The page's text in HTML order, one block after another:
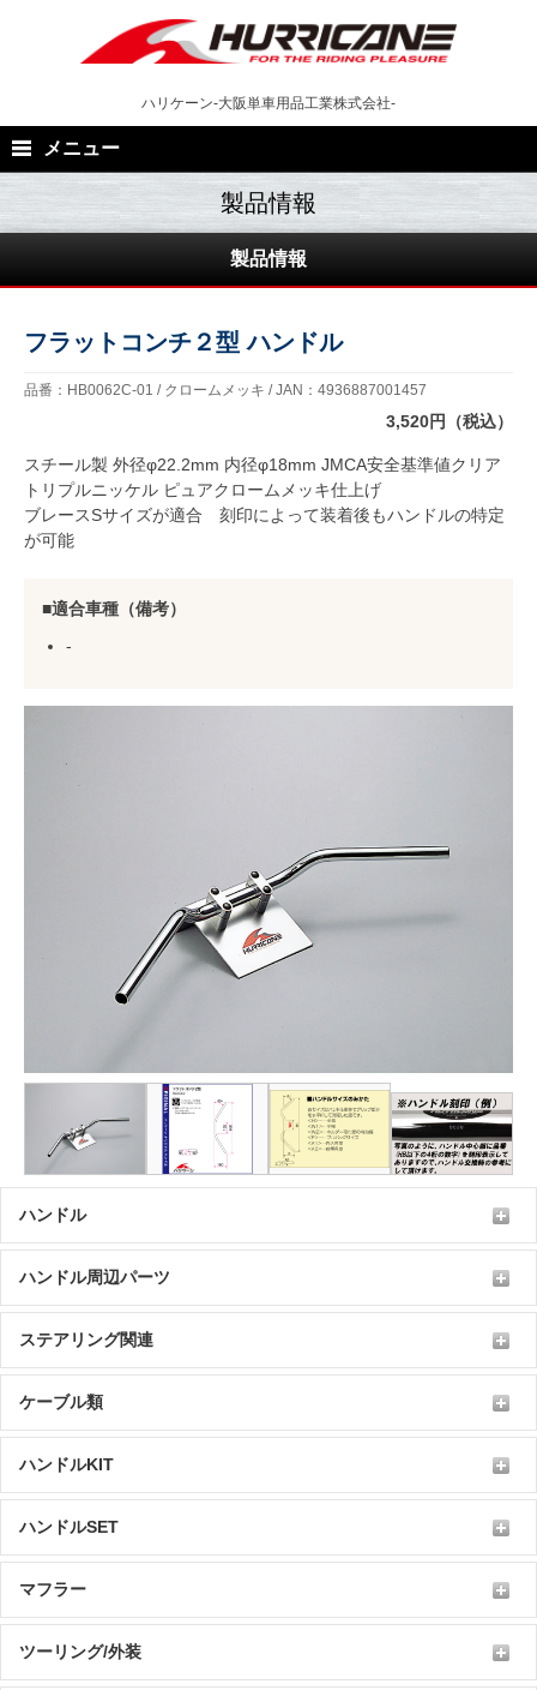
ハリケーン-大阪単車用品工業株式会社-
メニュー
製品情報
フラットコンチ２型 ハンドル
品番：HB0062C-01 / クロームメッキ / JAN：4936887001457
3,520円（税込）
スチール製 外径φ22.2mm 内径φ18mm JMCA安全基準値クリア
トリプルニッケル ピュアクロームメッキ仕上げ
ブレースSサイズが適合 刻印によって装着後もハンドルの特定
が可能
適合車種（備考）
-
ハンドル
ハンドル周辺パーツ
ステアリング関連
ケーブル類
ハンドルKIT
ハンドルSET
マフラー
ツーリング/外装